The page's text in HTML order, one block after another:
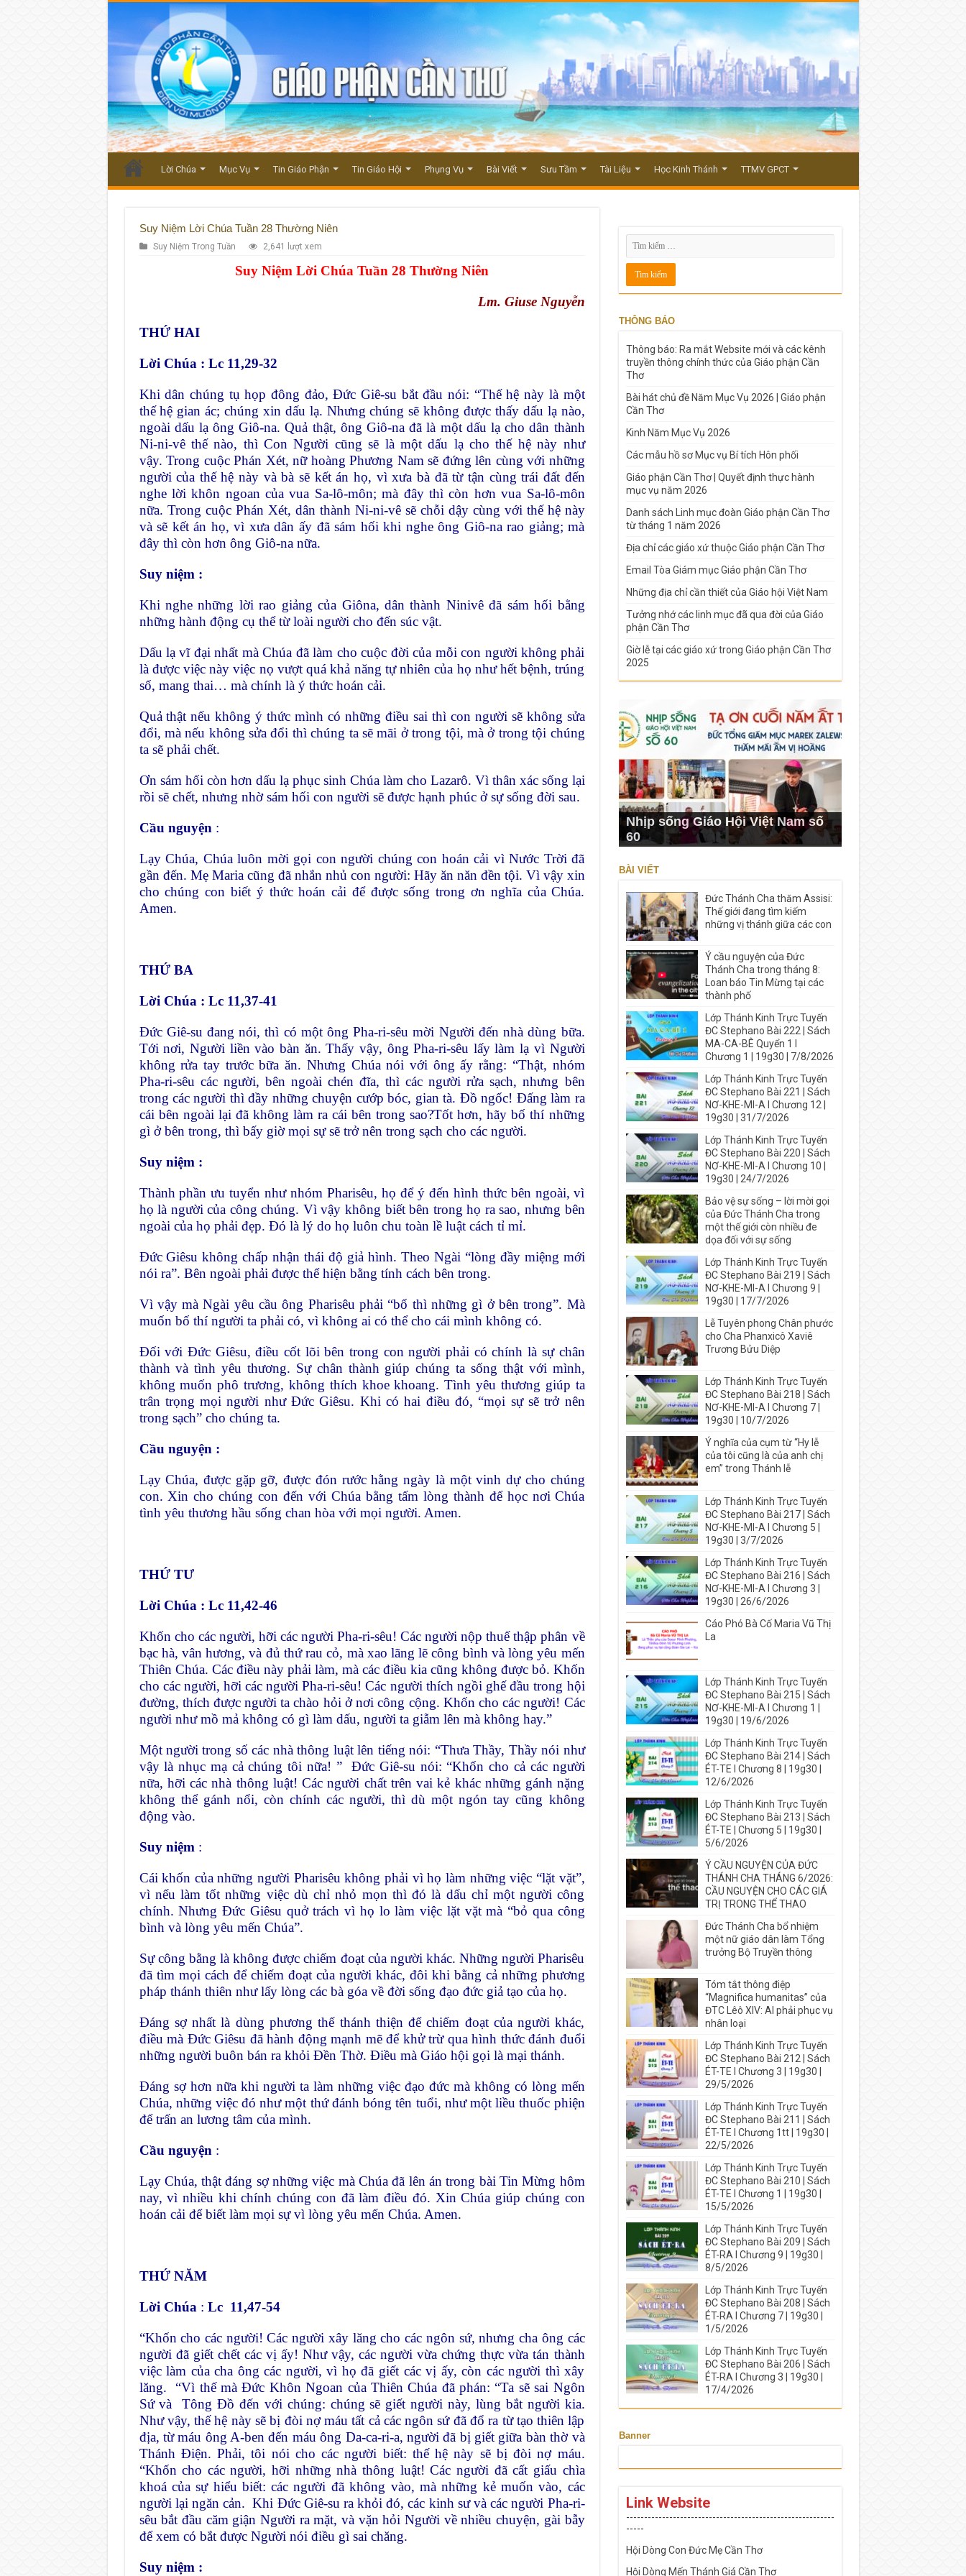
Lời Chúa Mục Vụ Tin Giáo Phận Tin Giáo Hội Phụng Vụ Bài Viết Sưu Tầm Tài Liệu Học Kinh Thánh TTMV GPCT
Suy Niệm Lời Chúa Tuần 28 Thường Niên
Suy Niệm Trong Tuần 2,641 lượt xem
Suy Niệm Lời Chúa Tuần 28 Thường Niên
Lm. Giuse Nguyễn
THỨ HAI
Lời Chúa : Lc 11,29-32
Khi dân chúng tụ họp đông đảo, Đức Giê-su bắt đầu nói: “Thế hệ này là một
thế hệ gian ác; chúng xin dấu lạ. Nhưng chúng sẽ không được thấy dấu lạ nào,
ngoài dấu lạ ông Giô-na. Quả thật, ông Giô-na đã là một dấu lạ cho dân thành
Ni-ni-vê thế nào, thì Con Người cũng sẽ là một dấu lạ cho thế hệ này như
vậy. Trong cuộc Phán Xét, nữ hoàng Phương Nam sẽ đứng lên cùng với những
người của thế hệ này và bà sẽ kết án họ, vì xưa bà đã từ tận cùng trái đất đến
nghe lời khôn ngoan của vua Sa-lô-môn; mà đây thì còn hơn vua Sa-lô-môn
nữa. Trong cuộc Phán Xét, dân thành Ni-ni-vê sẽ chỗi dậy cùng với thế hệ này
và sẽ kết án họ, vì xưa dân ấy đã sám hối khi nghe ông Giô-na rao giảng; mà
đây thì còn hơn ông Giô-na nữa.
Suy niệm :
Khi nghe những lời rao giảng của Giôna, dân thành Ninivê đã sám hối bằng
những hành động cụ thể từ loài người cho đến súc vật.
Dấu lạ vĩ đại nhất mà Chúa đã làm cho cuộc đời của mỗi con người không phải
là được việc này việc nọ vượt quá khả năng tự nhiên của họ như hết bệnh, trúng
số, mang thai… mà chính là ý thức hoán cải.
Quả thật nếu không ý thức mình có những điều sai thì con người sẽ không sửa
đổi, mà nếu không sửa đổi thì chúng ta sẽ mãi ở trong tội, mà ở trong tội chúng
ta sẽ phải chết.
Ơn sám hối còn hơn dấu lạ phục sinh Chúa làm cho Lazarô. Vì thân xác sống lại
rồi sẽ chết, nhưng nhờ sám hối con người sẽ được hạnh phúc ở sự sống đời sau.
Cầu nguyện :
Lạy Chúa, Chúa luôn mời gọi con người chúng con hoán cải vì Nước Trời đã
gần đến. Mẹ Maria cũng đã nhắn nhủ con người: Hãy ăn năn đền tội. Vì vậy xin
cho chúng con biết ý thức hoán cải để được sống trong ơn nghĩa của Chúa.
Amen.
THỨ BA
Lời Chúa : Lc 11,37-41
Đức Giê-su đang nói, thì có một ông Pha-ri-sêu mời Người đến nhà dùng bữa.
Tới nơi, Người liền vào bàn ăn. Thấy vậy, ông Pha-ri-sêu lấy làm lạ vì Người
không rửa tay trước bữa ăn. Nhưng Chúa nói với ông ấy rằng: “Thật, nhóm
Pha-ri-sêu các người, bên ngoài chén đĩa, thì các người rửa sạch, nhưng bên
trong các người thì đầy những chuyện cướp bóc, gian tà. Đồ ngốc! Đấng làm ra
cái bên ngoài lại đã không làm ra cái bên trong sao?Tốt hơn, hãy bố thí những
gì ở bên trong, thì bấy giờ mọi sự sẽ trở nên trong sạch cho các người.
Suy niệm :
Thành phần ưu tuyển như nhóm Pharisêu, họ để ý đến hình thức bên ngoài, vì
họ là người của công chúng. Vì vậy không biết bên trong họ ra sao, nhưng bên
ngoài của họ phải đẹp. Đó là lý do họ luôn chu toàn lề luật cách tỉ mỉ.
Đức Giêsu không chấp nhận thái độ giả hình. Theo Ngài “lòng đầy miệng mới
nói ra”. Bên ngoài phải được thể hiện bằng tính cách bên trong.
Vì vậy mà Ngài yêu cầu ông Pharisêu phải “bố thì những gì ở bên trong”. Mà
muốn bố thí người ta phải có, vì không ai có thể cho cái mình không có.
Đối với Đức Giêsu, điều cốt lõi bên trong con người phải có chính là sự chân
thành và tình yêu thương. Sự chân thành giúp chúng ta sống thật với mình,
không muốn phô trương, không thích khoe khoang. Tình yêu thương giúp ta
trân trọng mọi người như Đức Giêsu. Khi có hai điều đó, “mọi sự sẽ trở nên
trong sạch” cho chúng ta.
Cầu nguyện :
Lạy Chúa, được gặp gỡ, được đón rước hằng ngày là một vinh dự cho chúng
con. Xin cho chúng con đến với Chúa bằng tấm lòng thành để học nơi Chúa
tình yêu thương hầu sống chan hòa với mọi người. Amen.
THỨ TƯ
Lời Chúa : Lc 11,42-46
Khốn cho các người, hỡi các người Pha-ri-sêu! Các người nộp thuế thập phân về
bạc hà, vân hương, và đủ thứ rau cỏ, mà xao lãng lẽ công bình và lòng yêu mến
Thiên Chúa. Các điều này phải làm, mà các điều kia cũng không được bỏ. Khốn
cho các người, hỡi các người Pha-ri-sêu! Các người thích ngồi ghế đầu trong hội
đường, thích được người ta chào hỏi ở nơi công cộng. Khốn cho các người! Các
người như mồ mả không có gì làm dấu, người ta giẫm lên mà không hay.”
Một người trong số các nhà thông luật lên tiếng nói: “Thưa Thầy, Thầy nói như
vậy là nhục mạ cả chúng tôi nữa! ” Đức Giê-su nói: “Khốn cho cả các người
nữa, hỡi các nhà thông luật! Các người chất trên vai kẻ khác những gánh nặng
không thể gánh nổi, còn chính các người, thì dù một ngón tay cũng không
động vào.
Suy niệm :
Cái khốn của những người Pharisêu không phải vì họ làm những việc “lặt vặt”,
vì nếu làm tốt những việc dù chỉ nhỏ mọn thì đó là dấu chỉ một người công
chính. Nhưng Đức Giêsu quở trách vì họ lo làm việc lặt vặt mà “bỏ qua công
bình và lòng yêu mến Chúa”.
Sự công bằng là không được chiếm đoạt của người khác. Những người Pharisêu
đã tìm mọi cách để chiếm đoạt của người khác, đôi khi bằng cả những phương
pháp thánh thiên như lấy lòng các bà góa về đời sống đạo đức giả tạo của họ.
Đáng sợ nhất là dùng phương thế thánh thiện để chiếm đoạt của người khác,
điều mà Đức Giêsu đã hành động mạnh mẽ để khử trừ qua hình thức đánh đuổi
những người buôn bán ra khỏi Đền Thờ. Điều mà Giáo hội gọi là mại thánh.
Đáng sợ hơn nữa khi người ta làm những việc đạo đức mà không có lòng mến
Chúa, những việc đó như một thứ đánh bóng tên tuổi, như một liều thuốc phiện
để trấn an lương tâm của mình.
Cầu nguyện :
Lạy Chúa, thật đáng sợ những việc mà Chúa đã lên án trong bài Tin Mừng hôm
nay, vì nhiều khi chính chúng con đã làm điều đó. Xin Chúa giúp chúng con
hoán cải để biết làm mọi sự vì lòng yêu mến Chúa. Amen.
THỨ NĂM
Lời Chúa : Lc 11,47-54
“Khốn cho các người! Các người xây lăng cho các ngôn sứ, nhưng cha ông các
người đã giết chết các vị ấy! Như vậy, các người vừa chứng thực vừa tán thành
việc làm của cha ông các người, vì họ đã giết các vị ấy, còn các người thì xây
lăng. “Vì thế mà Đức Khôn Ngoan của Thiên Chúa đã phán: “Ta sẽ sai Ngôn
Sứ và Tông Đồ đến với chúng: chúng sẽ giết người này, lùng bắt người kia.
Như vậy, thế hệ này sẽ bị đòi nợ máu tất cả các ngôn sứ đã đổ ra từ tạo thiên lập
địa, từ máu ông A-ben đến máu ông Da-ca-ri-a, người đã bị giết giữa bàn thờ và
Thánh Điện. Phải, tôi nói cho các người biết: thế hệ này sẽ bị đòi nợ máu.
“Khốn cho các người, hỡi những nhà thông luật! Các người đã cất giấu chìa
khoá của sự hiểu biết: các người đã không vào, mà những kẻ muốn vào, các
người lại ngăn cản. Khi Đức Giê-su ra khỏi đó, các kinh sư và các người Pha-ri-
sêu bắt đầu căm giận Người ra mặt, và vặn hỏi Người về nhiều chuyện, gài bẫy
để xem có bắt được Người nói điều gì sai chăng.
Suy niệm :
THÔNG BÁO
Thông báo: Ra mắt Website mới và các kênh
truyền thông chính thức của Giáo phận Cần
Thơ
Bài hát chủ đề Năm Mục Vụ 2026 | Giáo phận
Cần Thơ
Kinh Năm Mục Vụ 2026
Các mẫu hồ sơ Mục vụ Bí tích Hôn phối
Giáo phận Cần Thơ | Quyết định thực hành
mục vụ năm 2026
Danh sách Linh mục đoàn Giáo phận Cần Thơ
từ tháng 1 năm 2026
Địa chỉ các giáo xứ thuộc Giáo phận Cần Thơ
Email Tòa Giám mục Giáo phận Cần Thơ
Những địa chỉ cần thiết của Giáo hội Việt Nam
Tưởng nhớ các linh mục đã qua đời của Giáo
phận Cần Thơ
Giờ lễ tại các giáo xứ trong Giáo phận Cần Thơ
2025
Nhịp sống Giáo Hội Việt Nam số
60
BÀI VIẾT
Đức Thánh Cha thăm Assisi:
Thế giới đang tìm kiếm
những vị thánh giữa các con
Ý cầu nguyện của Đức
Thánh Cha trong tháng 8:
Loan báo Tin Mừng tại các
thành phố
Lớp Thánh Kinh Trực Tuyến
ĐC Stephano Bài 222 | Sách
MA-CA-BÊ Quyển 1 I
Chương 1 | 19g30 | 7/8/2026
Lớp Thánh Kinh Trực Tuyến
ĐC Stephano Bài 221 | Sách
NƠ-KHE-MI-A I Chương 12 |
19g30 | 31/7/2026
Lớp Thánh Kinh Trực Tuyến
ĐC Stephano Bài 220 | Sách
NƠ-KHE-MI-A I Chương 10 |
19g30 | 24/7/2026
Bảo vệ sự sống – lời mời gọi
của Đức Thánh Cha trong
một thế giới còn nhiều đe
dọa đối với sự sống
Lớp Thánh Kinh Trực Tuyến
ĐC Stephano Bài 219 | Sách
NƠ-KHE-MI-A I Chương 9 |
19g30 | 17/7/2026
Lễ Tuyên phong Chân phước
cho Cha Phanxicô Xaviê
Trương Bửu Diệp
Lớp Thánh Kinh Trực Tuyến
ĐC Stephano Bài 218 | Sách
NƠ-KHE-MI-A I Chương 7 |
19g30 | 10/7/2026
Ý nghĩa của cụm từ “Hy lễ
của tôi cũng là của anh chị
em” trong Thánh lễ
Lớp Thánh Kinh Trực Tuyến
ĐC Stephano Bài 217 | Sách
NƠ-KHE-MI-A I Chương 5 |
19g30 | 3/7/2026
Lớp Thánh Kinh Trực Tuyến
ĐC Stephano Bài 216 | Sách
NƠ-KHE-MI-A I Chương 3 |
19g30 | 26/6/2026
Cáo Phó Bà Cố Maria Vũ Thị
La
Lớp Thánh Kinh Trực Tuyến
ĐC Stephano Bài 215 | Sách
NƠ-KHE-MI-A I Chương 1 |
19g30 | 19/6/2026
Lớp Thánh Kinh Trực Tuyến
ĐC Stephano Bài 214 | Sách
ÉT-TE I Chương 8 | 19g30 |
12/6/2026
Lớp Thánh Kinh Trực Tuyến
ĐC Stephano Bài 213 | Sách
ÉT-TE | Chương 5 | 19g30 |
5/6/2026
Ý CẦU NGUYỆN CỦA ĐỨC
THÁNH CHA THÁNG 6/2026:
CẦU NGUYỆN CHO CÁC GIÁ
TRỊ TRONG THỂ THAO
Đức Thánh Cha bổ nhiệm
một nữ giáo dân làm Tổng
trưởng Bộ Truyền thông
Tóm tắt thông điệp
“Magnifica humanitas” của
ĐTC Lêô XIV: AI phải phục vụ
nhân loại
Lớp Thánh Kinh Trực Tuyến
ĐC Stephano Bài 212 | Sách
ÉT-TE I Chương 3 | 19g30 |
29/5/2026
Lớp Thánh Kinh Trực Tuyến
ĐC Stephano Bài 211 | Sách
ÉT-TE I Chương 1tt | 19g30 |
22/5/2026
Lớp Thánh Kinh Trực Tuyến
ĐC Stephano Bài 210 | Sách
ÉT-TE I Chương 1 | 19g30 |
15/5/2026
Lớp Thánh Kinh Trực Tuyến
ĐC Stephano Bài 209 | Sách
ÉT-RA I Chương 9 | 19g30 |
8/5/2026
Lớp Thánh Kinh Trực Tuyến
ĐC Stephano Bài 208 | Sách
ÉT-RA I Chương 7 | 19g30 |
1/5/2026
Lớp Thánh Kinh Trực Tuyến
ĐC Stephano Bài 206 | Sách
ÉT-RA I Chương 3 | 19g30 |
17/4/2026
Banner
Link Website
----------------------------------------------------------
-----
Hội Dòng Con Đức Mẹ Cần Thơ
Hội Dòng Mến Thánh Giá Cần Thơ